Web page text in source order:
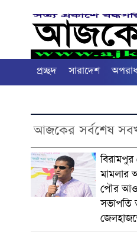
প্রচ্ছদ সারাদেশ
আজকের সর্বশেষ
মামলার
পৌর
সভাপতি